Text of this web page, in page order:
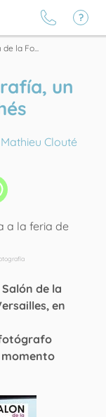
de la Fo...
un
Mathieu Clouté
Salón de la
en
momento